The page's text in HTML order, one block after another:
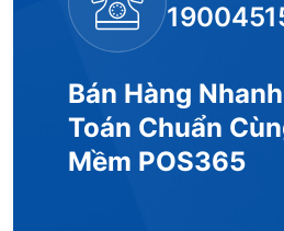
Bán Hàng
Toán Chuẩn
Mềm POS365